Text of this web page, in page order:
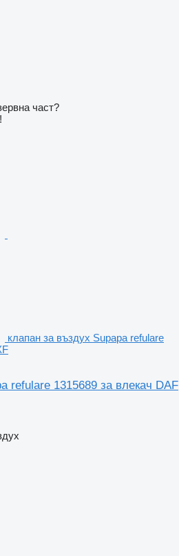
част?
клапан за въздух Supapa refulare
refulare 1315689 за влекач DAF